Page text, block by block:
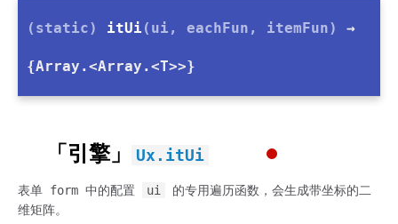
(static) itUi (ui, eachFun, itemFun) →
{Array.<Array.<T>>}
「引擎」 Ux.itUi
表单 form 中的配置 ui
的专用遍历函数，会生成带坐标的二
维矩阵。